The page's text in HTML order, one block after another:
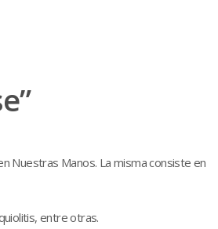
Nuestras Manos. La misma consiste en
entre otras.